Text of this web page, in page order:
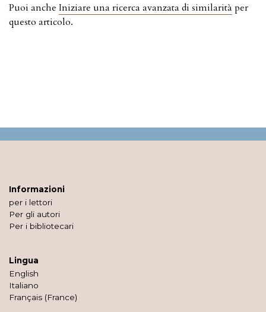
Puoi anche Iniziare una ricerca avanzata di similarità per
questo articolo.
Informazioni
per i lettori
Per gli autori
Per i bibliotecari
Lingua
English
Italiano
Français (France)